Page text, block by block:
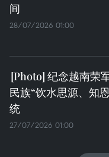
间
28/07/2026 01:00
纪念越南荣
民族“饮水思源、知
统
27/07/2026 01:00